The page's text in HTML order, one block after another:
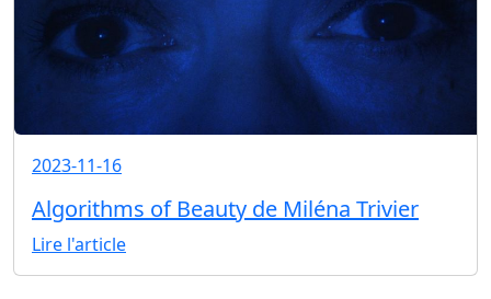
2023-11-16
Algorithms of Beauty de Miléna Trivier
Lire l'article